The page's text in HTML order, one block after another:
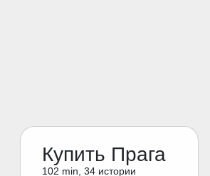
Купить Прага
102 min, 34 истории